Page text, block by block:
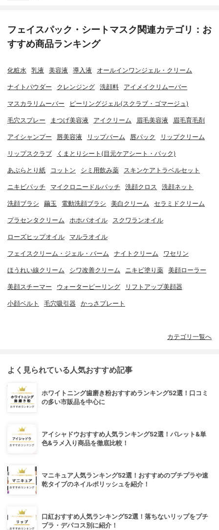
フェイスパック・シートマスク関連カテゴリ：お
すすめ商品ランキング
化粧水 乳液 美容液 導入液 オールインワンジェル・クリーム
ナイトパウダー クレンジング 洗顔料 アイメイクリムーバー
マスカラリムーバー ピーリングジェル(スクラブ・ゴマージュ)
毛穴スプレー まつげ美容液 アイクリーム 眉毛美容液 眉毛育毛剤
アイシャンプー 唇美容液 リップバーム 唇パック リップクリーム
リップスクラブ くまとりシート(目元ケアシート・パック)
あぶらとり紙 コットン シミ用飲み薬 スキンケアトラベルセット
ニキビパッチ マイクロニードルパッチ 洗顔クロス 洗顔ネット
洗顔ブラシ 繭玉 電動洗顔ブラシ 美白クリーム セラミドクリーム
プラセンタクリーム ホホバオイル スクワランオイル
ローズヒップオイル マルラオイル
フェイスクリーム・ジェル・バーム ナイトクリーム ワセリン
ほうれい線クリーム シワ改善クリーム ニキビ塗り薬 美顔ローラー
美顔スチーマー ウォーターピーリング リフトアップ美顔器
小顔ベルト 毛穴吸引器 かっさプレート
カテゴリ一覧へ
よく見られている人気おすすめ記事
ホワイトニング歯磨き粉おすすめランキング52選！口コミ
の多い市販品を中心に
アイシャドウおすすめ人気ランキング52選！パレット&単
色&ラメ入り商品を徹底比較！
マニキュア人気ランキング52選！おすすめのプチプラや速
乾タイプのネイルポリッシュを紹介！
口紅おすすめ人気ランキング52選！落ちないリップをプチ
プラ・デパコス別に紹介！